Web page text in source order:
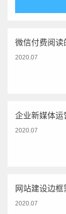
微信付费阅读
2020.07
企业新媒体运
2020.07
网站建设边框
2020.07